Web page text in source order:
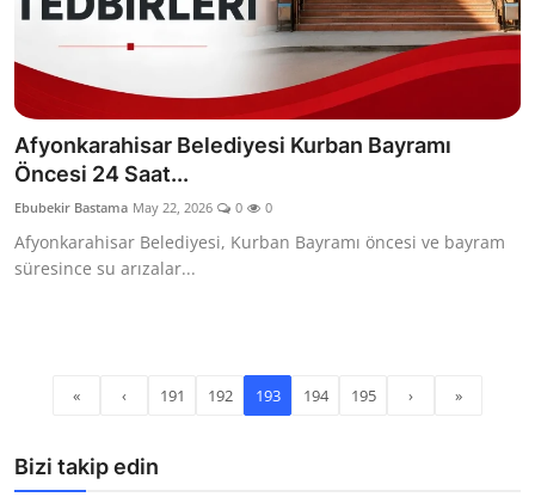
Afyonkarahisar Belediyesi Kurban Bayramı
Öncesi 24 Saat...
Ebubekir Bastama May 22, 2026 0 0
Afyonkarahisar Belediyesi, Kurban Bayramı öncesi ve bayram
süresince su arızalar...
« ‹ 191 192 193 194 195 › »
Bizi takip edin